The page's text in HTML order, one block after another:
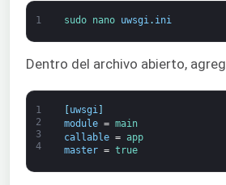
1 sudo nano uwsgi . ini
Dentro del archivo abierto,
1
2
3
4
uwsgi]
module = main
callable = app
master = true